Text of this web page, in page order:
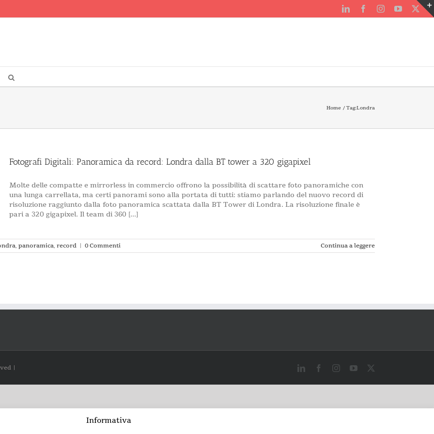
LinkedInFacebookInstagramYouTube
X
Home Tag:Londra
Fotografi Digitali: Panoramica da record: Londra dalla BT tower a 320 gigapixel
Molte delle compatte e mirrorless in commercio offrono la possibilità di scattare foto panoramiche con
una lunga carrellata, ma certi panorami sono alla portata di tutti: stiamo parlando del nuovo record di
risoluzione raggiunto dalla foto panoramica scattata dalla BT Tower di Londra. La risoluzione finale è
pari a 320 gigapixel. Il team di 360 [...]
, panoramica, record | 0 Commenti Continua a leggere
| LinkedInFacebookInstagramYouTube
Informativa